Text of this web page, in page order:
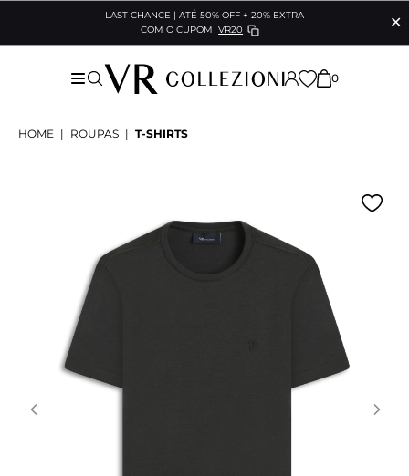
LAST CHANCE | ATÉ 50% OFF + 20% EXTRA
COM O CUPOM VR20 ✕
0
HOME | ROUPAS | T-SHIRTS